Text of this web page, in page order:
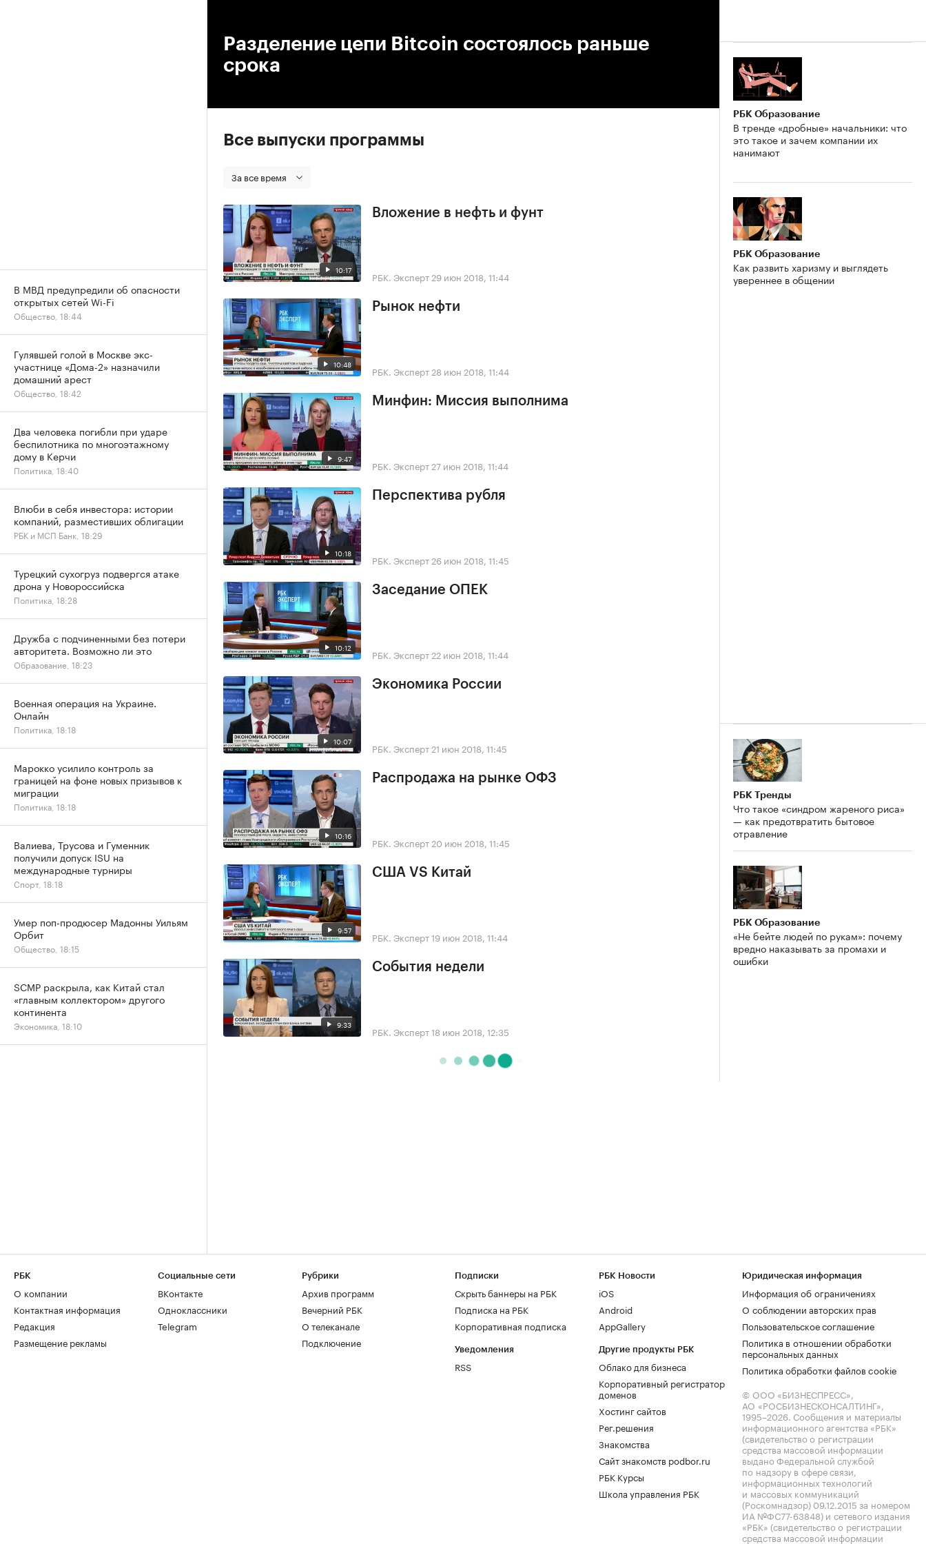
Разделение цепи Bitcoin состоялось раньше
срока
Все выпуски программы
За все время
10:17
Вложение в нефть и фунт
РБК. Эксперт 29 июн 2018, 11:44
10:48
Рынок нефти
РБК. Эксперт 28 июн 2018, 11:44
9:47
Минфин: Миссия выполнима
РБК. Эксперт 27 июн 2018, 11:44
10:18
Перспектива рубля
РБК. Эксперт 26 июн 2018, 11:45
10:12
Заседание ОПЕК
РБК. Эксперт 22 июн 2018, 11:44
10:07
Экономика России
РБК. Эксперт 21 июн 2018, 11:45
10:16
Распродажа на рынке ОФЗ
РБК. Эксперт 20 июн 2018, 11:45
9:57
США VS Китай
РБК. Эксперт19 июн 2018, 11:44
9:33
События недели
РБК. Эксперт18 июн 2018, 12:35
РБК Образование
В тренде «дробные» начальники: что
это такое и зачем компании их
нанимают
РБК Образование
Как развить харизму и выглядеть
увереннее в общении
РБК Тренды
Что такое «синдром жареного риса»
— как предотвратить бытовое
отравление
РБК Образование
«Не бейте людей по рукам»: почему
вредно наказывать за промахи и
ошибки
В МВД предупредили об опасности
открытых сетей Wi-Fi
Общество, 18:44
Гулявшей голой в Москве экс-
участнице «Дома-2» назначили
домашний арест
Общество, 18:42
Два человека погибли при ударе
беспилотника по многоэтажному
дому в Керчи
Политика, 18:40
Влюби в себя инвестора: истории
компаний, разместивших облигации
РБК и МСП Банк, 18:29
Турецкий сухогруз подвергся атаке
дрона у Новороссийска
Политика, 18:28
Дружба с подчиненными без потери
авторитета. Возможно ли это
Образование, 18:23
Военная операция на Украине.
Онлайн
Политика, 18:18
Марокко усилило контроль за
границей на фоне новых призывов к
миграции
Политика, 18:18
Валиева, Трусова и Гуменник
получили допуск ISU на
международные турниры
Спорт, 18:18
Умер поп-продюсер Мадонны Уильям
Орбит
Общество, 18:15
SCMP раскрыла, как Китай стал
«главным коллектором» другого
континента
Экономика, 18:10
РБК
О компании
Контактная информация
Редакция
Размещение рекламы
Социальные сети
ВКонтакте
Одноклассники
Telegram
Рубрики
Архив программ
Вечерний РБК
О телеканале
Подключение
Подписки
Скрыть баннеры на РБК
Подписка на РБК
Корпоративная подписка
Уведомления
RSS
РБК Новости
iOS
Android
AppGallery
Другие продукты РБК
Облако для бизнеса
Корпоративный регистратор
доменов
Хостинг сайтов
Рег.решения
Знакомства
Сайт знакомств podbor.ru
РБК Курсы
Школа управления РБК
Юридическая информация
Информация об ограничениях
О соблюдении авторских прав
Пользовательское соглашение
Политика в отношении обработки
персональных данных
Политика обработки файлов cookie
© ООО «БИЗНЕСПРЕСС»,
АО «РОСБИЗНЕСКОНСАЛТИНГ»,
1995–2026. Сообщения и материалы
информационного агентства «РБК»
(свидетельство о регистрации
средства массовой информации
выдано Федеральной службой
по надзору в сфере связи,
информационных технологий
и массовых коммуникаций
(Роскомнадзор) 09.12.2015 за номером
ИА №ФС77-63848) и сетевого издания
«РБК» (свидетельство о регистрации
средства массовой информации